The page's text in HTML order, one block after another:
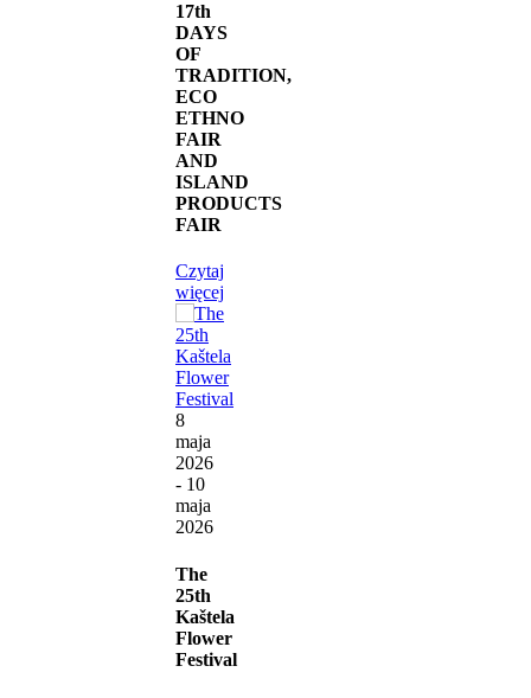
17th
DAYS
OF
TRADITION,
ECO
ETHNO
FAIR
AND
ISLAND
PRODUCTS
FAIR
Czytaj
więcej
8
maja
2026
- 10
maja
2026
The
25th
Kaštela
Flower
Festival